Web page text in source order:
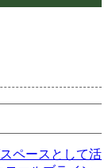
ペースとして活